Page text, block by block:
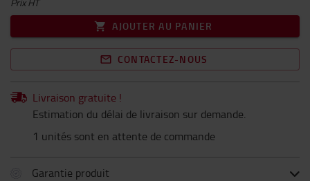
AJOUTER AU PANIER
CONTACTEZ-NOUS
Livraison gratuite !
Estimation du délai de livraison sur demande.
1 unités sont en attente de commande
Garantie produit